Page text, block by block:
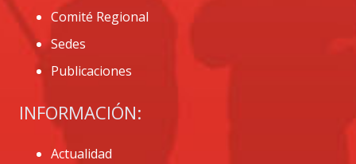
Comité Regional
Sedes
Publicaciones
INFORMACIÓN:
Actualidad